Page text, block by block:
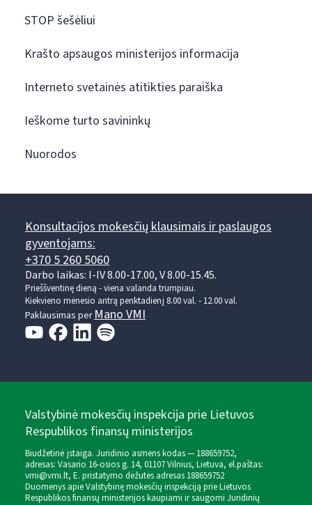
STOP šešėliui
Krašto apsaugos ministerijos informacija
Interneto svetainės atitikties paraiška
Ieškome turto savininkų
Nuorodos
Konsultacijos mokesčių klausimais ir paslaugos
gyventojams:
+370 5 260 5060
Darbo laikas: I-IV 8.00-17.00, V 8.00-15.45.
Prieššventinę dieną - viena valanda trumpiau.
Kiekvieno mėnesio antrą penktadienį 8.00 val. - 12.00 val.
Paklausimas perMano VMI
Valstybinė mokesčių inspekcija prie Lietuvos
Respublikos finansų ministerijos
Biudžetinė įstaiga. Juridinio asmens kodas — 188659752,
adresas: Vasario 16-osios g. 14, 01107 Vilnius, Lietuva, el.paštas:
vmi@vmi.lt, E. pristatymo dėžutės adresas 188659752
Duomenys apie Valstybinę mokesčių inspekciją prie Lietuvos
Respublikos finansų ministerijos kaupiami ir saugomi Juridinių